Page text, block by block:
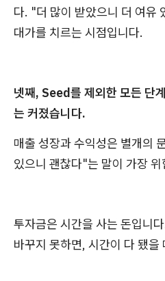
다. "더 많이 받았으니 더 여유
대가를 치르는 시점입니다.
넷째, Seed를 제외한 모든 단
는 커졌습니다.
매출 성장과 수익성은 별개의
있으니 괜찮다"는 말이 가장
투자금은 시간을 사는 돈입니
바꾸지 못하면, 시간이 다 됐을